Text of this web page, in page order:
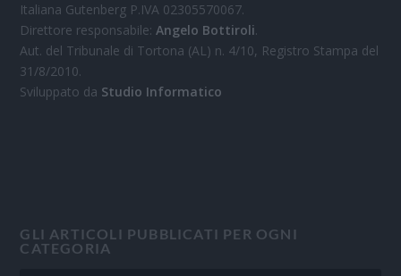
Italiana Gutenberg P.IVA 02305570067.
Direttore responsabile:Angelo Bottiroli.
Aut. del Tribunale di Tortona (AL) n. 4/10, Registro Stampa del
31/8/2010.
Sviluppato da Studio Informatico
GLI ARTICOLI PUBBLICATI PER OGNI
CATEGORIA